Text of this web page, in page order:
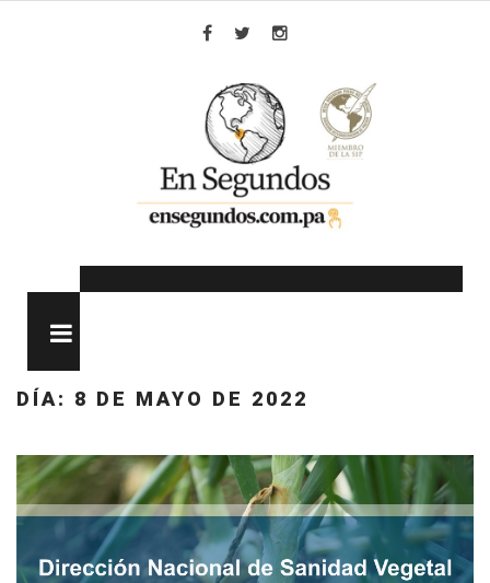
DÍA: 8 DE MAYO DE 2022